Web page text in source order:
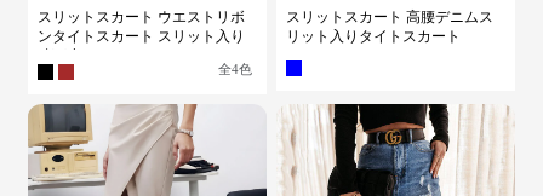
スリットスカート ウエストリボ
ンタイトスカート スリット入り
全4色
スリットスカート 高腰デニムス
リット入りタイトスカート